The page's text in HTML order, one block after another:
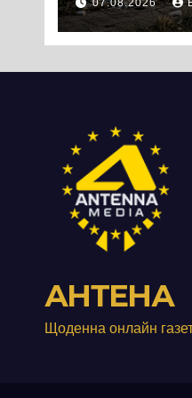
Черкас
07.08.2026
АНТЕНА
Щоденна онлайн